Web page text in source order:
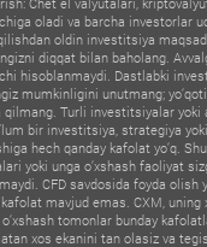
oladi va barcha investorlar
oldin investitsiya
diqqat bilan baholang.
hisoblanmaydi. Dastlabki
mumkinligini unutmang;
qilmang. Turli investitsiyalar
bir investitsiya, strategiya
hech qanday kafolat yo‘q.
yoki unga o‘xshash faoliyat
CFD savdosida foyda olish
kafolat mavjud emas. CXM,
tomonlar bunday
xos ekanini tan olasiz va